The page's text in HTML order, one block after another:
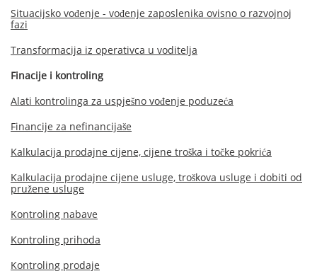
Situacijsko vođenje - vođenje zaposlenika ovisno o razvojnoj
fazi
Transformacija iz operativca u voditelja
Finacije i kontroling
Alati kontrolinga za uspješno vođenje poduzeća
Financije za nefinancijaše
Kalkulacija prodajne cijene, cijene troška i točke pokrića
Kalkulacija prodajne cijene usluge, troškova usluge i dobiti od
pružene usluge
Kontroling nabave
Kontroling prihoda
Kontroling prodaje